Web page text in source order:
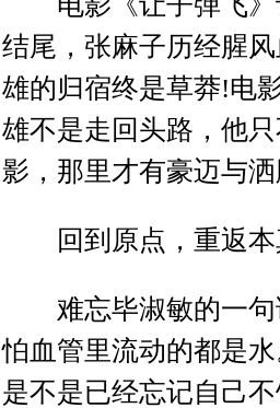
结尾，张麻子历经腥
雄的归宿终是草莽!电
雄不是走回头路，他
影，那里才有豪迈与
回到原点，重返本
难忘毕淑敏的一句
怕血管里流动的都是
是不是已经忘记自己